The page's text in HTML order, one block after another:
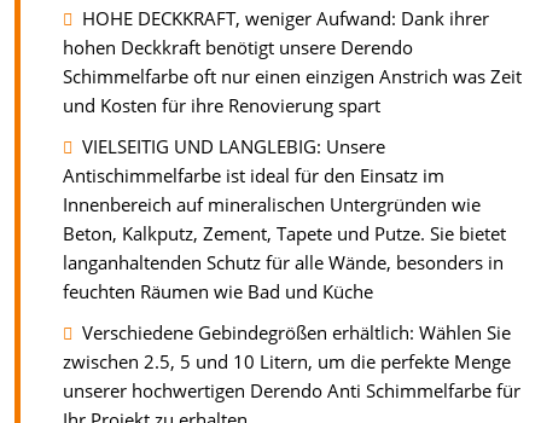
HOHE DECKKRAFT, weniger Aufwand: Dank ihrer
hohen Deckkraft benötigt unsere Derendo
Schimmelfarbe oft nur einen einzigen Anstrich was Zeit
und Kosten für ihre Renovierung spart
VIELSEITIG UND LANGLEBIG: Unsere
Antischimmelfarbe ist ideal für den Einsatz im
Innenbereich auf mineralischen Untergründen wie
Beton, Kalkputz, Zement, Tapete und Putze. Sie bietet
langanhaltenden Schutz für alle Wände, besonders in
feuchten Räumen wie Bad und Küche
Verschiedene Gebindegrößen erhältlich: Wählen Sie
zwischen 2.5, 5 und 10 Litern, um die perfekte Menge
unserer hochwertigen Derendo Anti Schimmelfarbe für